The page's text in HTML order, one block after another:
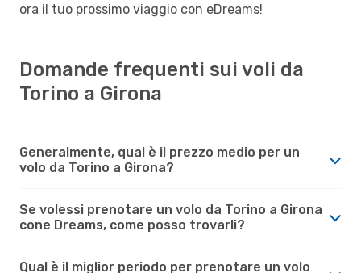
ora il tuo prossimo viaggio con eDreams!
Domande frequenti sui voli da
Torino a Girona
Generalmente, qual è il prezzo medio per un
volo da Torino a Girona?
Se volessi prenotare un volo da Torino a Girona
cone Dreams, come posso trovarli?
Qual è il miglior periodo per prenotare un volo